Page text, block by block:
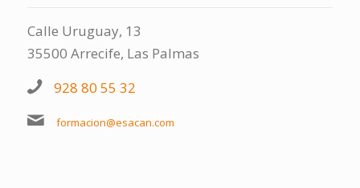
Calle Uruguay, 13
35500 Arrecife, Las Palmas
928 80 55 32
formacion@esacan.com